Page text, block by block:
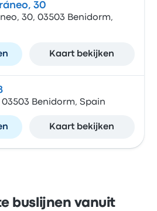
30
30, 03503 Benidorm,
Kaart bekijken
03503 Benidorm, Spain
Kaart bekijken
buslijnen vanuit